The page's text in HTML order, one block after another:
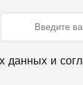
данных и